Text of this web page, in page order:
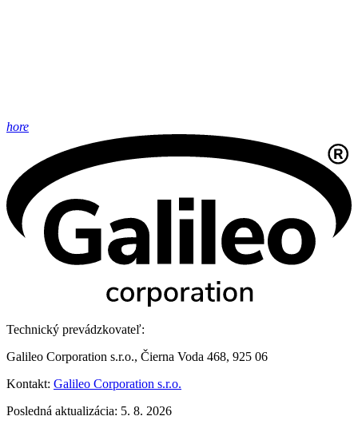
hore
Technický prevádzkovateľ:
Galileo Corporation s.r.o., Čierna Voda 468, 925 06
Kontakt: Galileo Corporation s.r.o.
Posledná aktualizácia: 5. 8. 2026